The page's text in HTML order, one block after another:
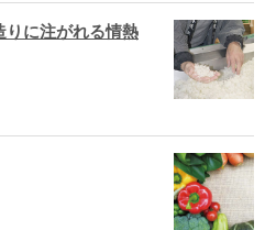
に注がれる情熱